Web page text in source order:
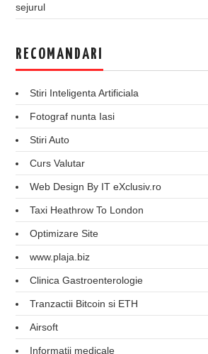
sejurul
RECOMANDARI
Stiri Inteligenta Artificiala
Fotograf nunta Iasi
Stiri Auto
Curs Valutar
Web Design By IT eXclusiv.ro
Taxi Heathrow To London
Optimizare Site
www.plaja.biz
Clinica Gastroenterologie
Tranzactii Bitcoin si ETH
Airsoft
Informatii medicale